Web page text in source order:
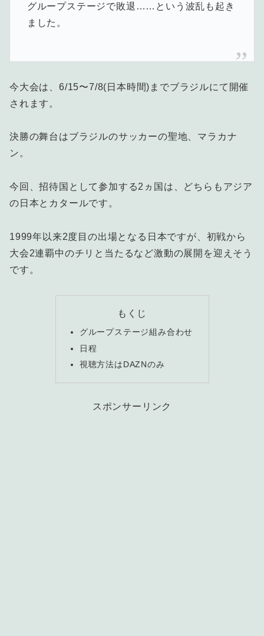
グループステージで敗退……という波乱も起き
ました。
今大会は、6/15〜7/8(日本時間)までブラジルにて開催
されます。
決勝の舞台はブラジルのサッカーの聖地、マラカナ
ン。
今回、招待国として参加する2ヵ国は、どちらもアジア
の日本とカタールです。
1999年以来2度目の出場となる日本ですが、初戦から
大会2連覇中のチリと当たるなど激動の展開を迎えそう
です。
もくじ
グループステージ組み合わせ
日程
視聴方法はDAZNのみ
スポンサーリンク